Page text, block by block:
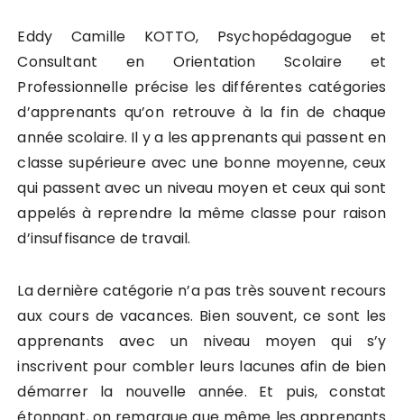
Eddy Camille KOTTO, Psychopédagogue et
Consultant en Orientation Scolaire et
Professionnelle précise les différentes catégories
d’apprenants qu’on retrouve à la fin de chaque
année scolaire. Il y a les apprenants qui passent en
classe supérieure avec une bonne moyenne, ceux
qui passent avec un niveau moyen et ceux qui sont
appelés à reprendre la même classe pour raison
d’insuffisance de travail.
La dernière catégorie n’a pas très souvent recours
aux cours de vacances. Bien souvent, ce sont les
apprenants avec un niveau moyen qui s’y
inscrivent pour combler leurs lacunes afin de bien
démarrer la nouvelle année. Et puis, constat